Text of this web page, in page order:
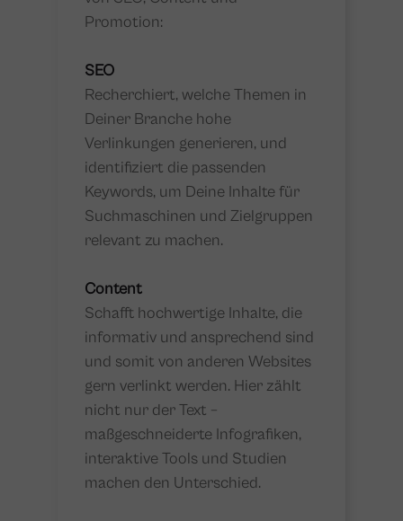
Promotion:
SEO
Recherchiert, welche Themen in
Deiner Branche hohe
Verlinkungen generieren, und
identifiziert die passenden
Keywords, um Deine Inhalte für
Suchmaschinen und Zielgruppen
relevant zu machen.
Content
Schafft hochwertige Inhalte, die
informativ und ansprechend sind
und somit von anderen Websites
gern verlinkt werden. Hier zählt
nicht nur der Text –
maßgeschneiderte Infografiken,
interaktive Tools und Studien
machen den Unterschied.